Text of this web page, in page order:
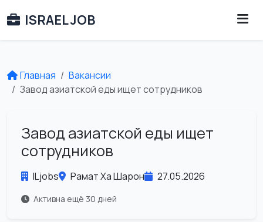
ISRAEL JOB
Главная
Вакансии
Завод азиатской еды ищет сотрудников
Завод азиатской еды ищет
сотрудников
ILjobs Рамат Ха Шарон 27.05.2026
Активна ещё 30 дней